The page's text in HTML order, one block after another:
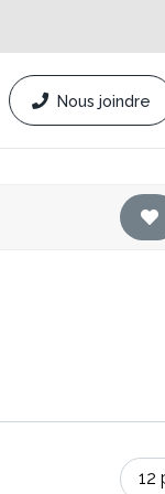
Nous joindre